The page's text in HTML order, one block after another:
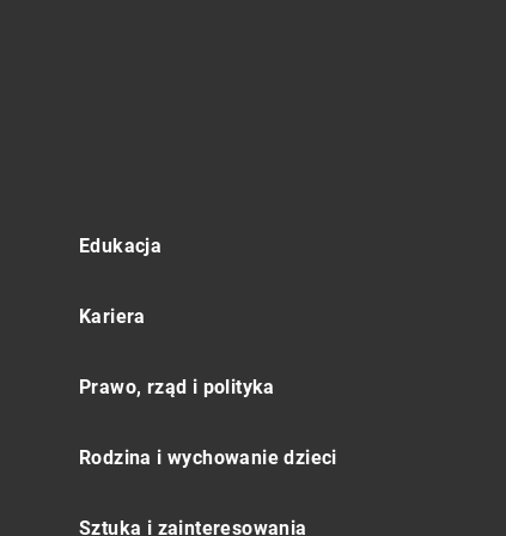
Edukacja
Kariera
Prawo, rząd i polityka
Rodzina i wychowanie dzieci
Sztuka i zainteresowania